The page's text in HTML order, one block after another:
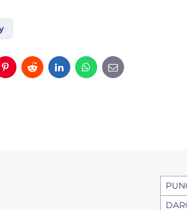
Pinterest
RedditLinkedInWhatsApp
E-
mail